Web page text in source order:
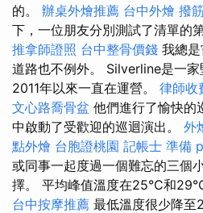
的。 辦桌外燴推薦 台中外燴 撥
下，一位朋友分別測試了清單的
推拿師證照 台中整骨價錢 我總
道路也不例外。 Silverline是一
2011年以來一直在運營。 律師收
文心路喬骨盆 他們進行了愉快的
中啟動了受歡迎的巡迴演出。 外
點外燴 台胞證桃園 記帳士 準備
或同事一起度過一個難忘的三個
擇。 平均峰值溫度在25°C和
台中按摩推薦 最低溫度很少降至